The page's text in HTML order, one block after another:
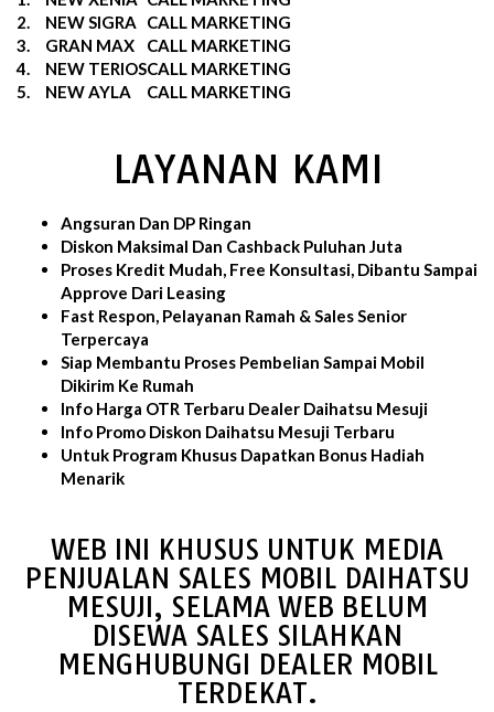
2.
NEW SIGRA
CALL MARKETING
3.
GRAN MAX
CALL MARKETING
4.
NEW TERIOSCALL MARKETING
5.
NEW AYLA CALL MARKETING
LAYANAN KAMI
Angsuran Dan DP Ringan
Diskon Maksimal Dan Cashback Puluhan Juta
Proses Kredit Mudah, Free Konsultasi, Dibantu Sampai
Approve Dari Leasing
Fast Respon, Pelayanan Ramah & Sales Senior
Terpercaya
Siap Membantu Proses Pembelian Sampai Mobil
Dikirim Ke Rumah
Info Harga OTR Terbaru Dealer Daihatsu Mesuji
Info Promo Diskon Daihatsu Mesuji Terbaru
Untuk Program Khusus Dapatkan Bonus Hadiah
Menarik
WEB INI KHUSUS UNTUK MEDIA
PENJUALAN SALES MOBIL DAIHATSU
MESUJI, SELAMA WEB BELUM
DISEWA SALES SILAHKAN
MENGHUBUNGI DEALER MOBIL
TERDEKAT.